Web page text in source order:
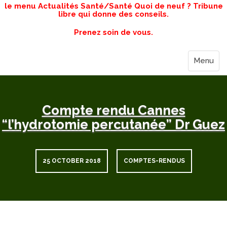
le menu Actualités Santé/Santé Quoi de neuf ? Tribune
libre qui donne des conseils.
Prenez soin de vous.
Menu
Compte rendu Cannes
“l’hydrotomie percutanée” Dr Guez
25 OCTOBER 2018 COMPTES-RENDUS